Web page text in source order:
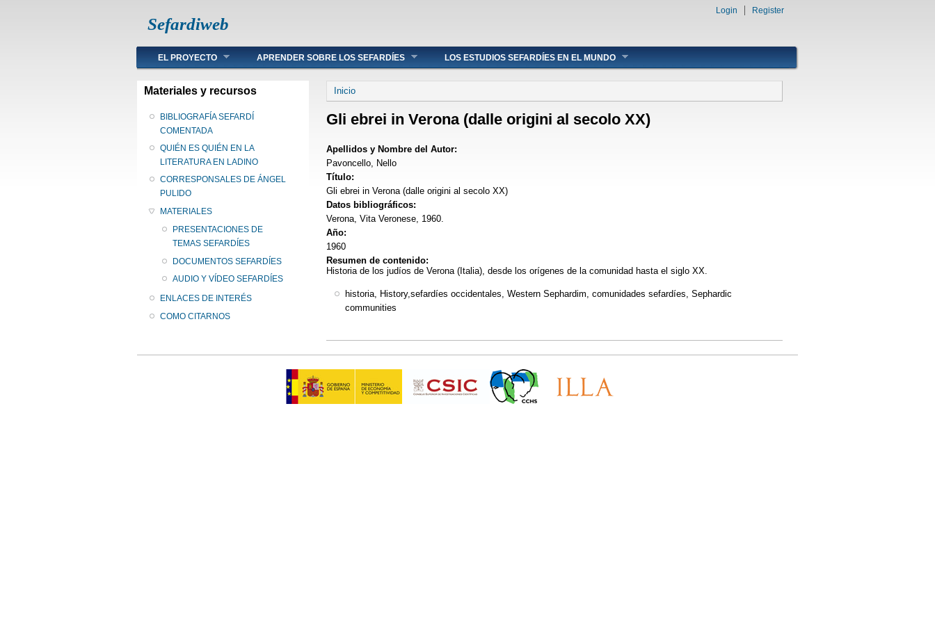
Sefardiweb
Login Register
Main menu
EL PROYECTO APRENDER SOBRE LOS SEFARDÍES LOS ESTUDIOS SEFARDÍES EN EL MUNDO
Materiales y recursos
BIBLIOGRAFÍA SEFARDÍ
COMENTADA
QUIÉN ES QUIÉN EN LA
LITERATURA EN LADINO
CORRESPONSALES DE ÁNGEL
PULIDO
MATERIALES
PRESENTACIONES DE
TEMAS SEFARDÍES
DOCUMENTOS SEFARDÍES
AUDIO Y VÍDEO SEFARDÍES
ENLACES DE INTERÉS
COMO CITARNOS
Se encuentra usted aquí
Inicio
Gli ebrei in Verona (dalle origini al secolo XX)
Apellidos y Nombre del Autor:
Pavoncello, Nello
Título:
Gli ebrei in Verona (dalle origini al secolo XX)
Datos bibliográficos:
Verona, Vita Veronese, 1960.
Año:
1960
Resumen de contenido:
Historia de los judíos de Verona (Italia), desde los orígenes de la comunidad hasta el siglo XX.
historia, History,sefardíes occidentales, Western Sephardim, comunidades sefardíes, Sephardic
communities